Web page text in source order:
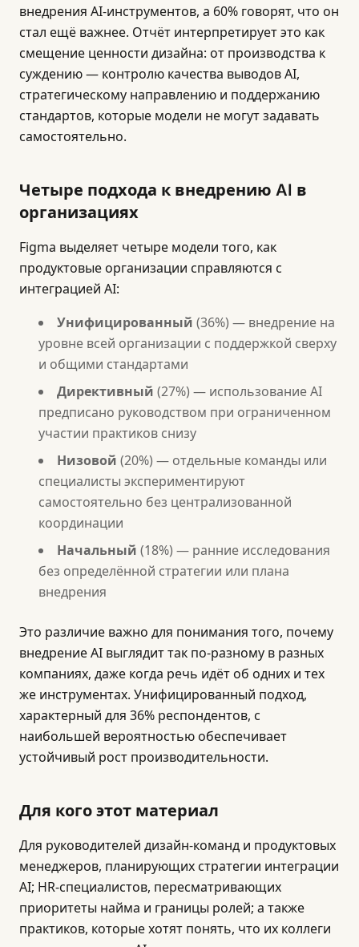
внедрения AI-инструментов, а 60% говорят, что он
стал ещё важнее. Отчёт интерпретирует это как
смещение ценности дизайна: от производства к
суждению — контролю качества выводов AI,
стратегическому направлению и поддержанию
стандартов, которые модели не могут задавать
самостоятельно.
Четыре подхода к внедрению AI в
организациях
Figma выделяет четыре модели того, как
продуктовые организации справляются с
интеграцией AI:
Унифицированный (36%) — внедрение на
уровне всей организации с поддержкой сверху
и общими стандартами
Директивный (27%) — использование AI
предписано руководством при ограниченном
участии практиков снизу
Низовой (20%) — отдельные команды или
специалисты экспериментируют
самостоятельно без централизованной
координации
Начальный (18%) — ранние исследования
без определённой стратегии или плана
внедрения
Это различие важно для понимания того, почему
внедрение AI выглядит так по-разному в разных
компаниях, даже когда речь идёт об одних и тех
же инструментах. Унифицированный подход,
характерный для 36% респондентов, с
наибольшей вероятностью обеспечивает
устойчивый рост производительности.
Для кого этот материал
Для руководителей дизайн-команд и продуктовых
менеджеров, планирующих стратегии интеграции
AI; HR-специалистов, пересматривающих
приоритеты найма и границы ролей; а также
практиков, которые хотят понять, что их коллеги